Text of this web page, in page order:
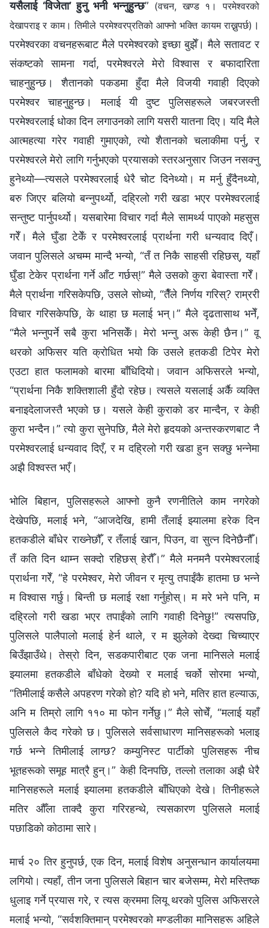
यसैलाई ‘विजेता’ हुनु भनी भन्‍नुहुन्छ” (वचन, खण्ड १। परमेश्‍वरको
देखापराइ र काम। तिमीले परमेश्‍वरप्रतिको आफ्नो भक्ति कायम राख्नुपर्छ) ।
परमेश्‍वरका वचनहरूबाट मैले परमेश्‍वरको इच्‍छा बुझेँ। मैले सतावट र
संकष्टको सामना गर्दा, परमेश्‍वरले मेरो विश्‍वास र बफादारिता
चाहनुहुन्छ। शैतानको पकडमा हुँदा मैले विजयी गवाही दिएको
परमेश्‍वर चाहनुहुन्छ। मलाई यी दुष्ट पुलिसहरूले जबरजस्ती
परमेश्‍वरलाई धोका दिन लगाउनको लागि यसरी यातना दिए। यदि मैले
आत्महत्या गरेर गवाही गुमाएको, त्यो शैतानको चलाकीमा पर्नु, र
परमेश्‍वरले मेरो लागि गर्नुभएको प्रयासको स्तरअनुसार जिउन नसक्‍नु
हुनेथ्यो—त्यसले परमेश्‍वरलाई धेरै चोट दिनेथ्यो। म मर्नु हुँदैनथ्यो,
बरु जिएर बलियो बन्‍नुपर्थ्यो, दह्रिलो गरी खडा भएर परमेश्‍वरलाई
सन्तुष्ट पार्नुपर्थ्यो। यसबारेमा विचार गर्दा मैले सामर्थ्य पाएको महसुस
गरेँ। मैले घुँडा टेकेँ र परमेश्‍वरलाई प्रार्थना गरी धन्यवाद दिएँ।
जवान पुलिसले अचम्‍म मान्दै भन्यो, “तँ त निकै साहसी रहिछस्, यहाँ
घुँडा टेकेर प्रार्थना गर्ने आँट गर्छस्!” मैले उसको कुरा बेवास्ता गरेँ।
मैले प्रार्थना गरिसकेपछि, उसले सोध्यो, “तैँले निर्णय गरिस्? राम्ररी
विचार गरिसकेपछि, के थाहा छ मलाई भन्।” मैले दृढतासाथ भनेँ,
“मैले भन्‍नुपर्ने सबै कुरा भनिसकेँ। मेरो भन्‍नु अरू केही छैन।” वू
थरको अफिसर यति क्रोधित भयो कि उसले हतकडी टिपेर मेरो
एउटा हात फलामको बारमा बाँधिदियो। जवान अफिसरले भन्यो,
“प्रार्थना निकै शक्तिशाली हुँदो रहेछ। त्यसले यसलाई अर्कै व्यक्ति
बनाइदेलाजस्तै भएको छ। यसले केही कुराको डर मान्दैन, र केही
कुरा भन्दैन।” त्यो कुरा सुनेपछि, मैले मेरो हृदयको अन्तस्करणबाट नै
परमेश्‍वरलाई धन्यवाद दिएँ, र म दह्रिलो गरी खडा हुन सक्छु भन्‍नेमा
अझै विश्‍वस्त भएँ।
भोलि बिहान, पुलिसहरूले आफ्‍नो कुनै रणनीतिले काम नगरेको
देखेपछि, मलाई भने, “आजदेखि, हामी तँलाई झ्यालमा हरेक दिन
हतकडीले बाँधेर राख्‍नेछौँ, र तँलाई खान, पिउन, वा सुत्‍न दिनेछैनौँ।
तँ कति दिन थाम्न सक्दो रहिछस् हेरौँ।” मैले मनमनै परमेश्‍वरलाई
प्रार्थना गरेँ, “हे परमेश्‍वर, मेरो जीवन र मृत्यु तपाईंकै हातमा छ भन्‍ने
म विश्‍वास गर्छु। बिन्ती छ मलाई रक्षा गर्नुहोस्। म मरे भने पनि, म
दह्रिलो गरी खडा भएर तपाईंको लागि गवाही दिनेछु!” त्यसपछि,
पुलिसले पालैपालो मलाई हेर्न थाले, र म झुलेको देख्दा चिच्याएर
बिउँझाउँथे। तेस्रो दिन, सडकपारीबाट एक जना मानिसले मलाई
झ्यालमा हतकडीले बाँधेको देख्यो र मलाई चर्को सोरमा भन्यो,
“तिमीलाई कसैले अपहरण गरेको हो? यदि हो भने, मतिर हात हल्याऊ,
अनि म तिम्रो लागि ११० मा फोन गर्नेछु।” मैले सोचेँ, “मलाई यहाँ
पुलिसले कैद गरेको छ। पुलिसले सर्वसाधारण मानिसहरूको भलाइ
गर्छ भन्‍ने तिमीलाई लाग्छ? कम्युनिस्ट पार्टीको पुलिसहरू नीच
भूतहरूको समूह मात्रै हुन्।” केही दिनपछि, तल्‍लो तलाका अझै धेरै
मानिसहरूले मलाई झ्यालमा हतकडीले बाँधिएको देखे। तिनीहरूले
मतिर औँला ताक्दै कुरा गरिरहन्थे, त्यसकारण पुलिसले मलाई
पछाडिको कोठामा सारे।
मार्च २० तिर हुनुपर्छ, एक दिन, मलाई विशेष अनुसन्धान कार्यालयमा
लगियो। त्यहाँ, तीन जना पुलिसले बिहान चार बजेसम्‍म, मेरो मस्तिष्क
धुलाइ गर्ने प्रयास गरे, र त्यस क्रममा लियू थरको पुलिस अफिसरले
मलाई भन्यो, “सर्वशक्तिमान् परमेश्‍वरको मण्डलीका मानिसहरू अहिले